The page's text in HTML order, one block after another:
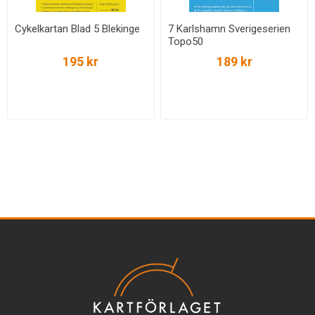
Cykelkartan Blad 5 Blekinge
195 kr
7 Karlshamn Sverigeserien
Topo50
189 kr